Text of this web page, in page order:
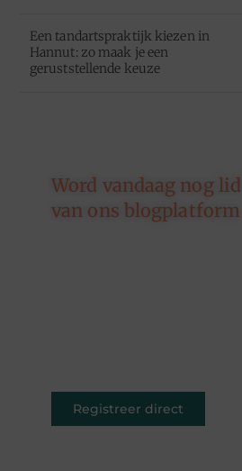
Een tandartspraktijk kiezen in
Hannut: zo maak je een
geruststellende keuze
Word vandaag nog lid
van ons blogplatform
Registreer direct